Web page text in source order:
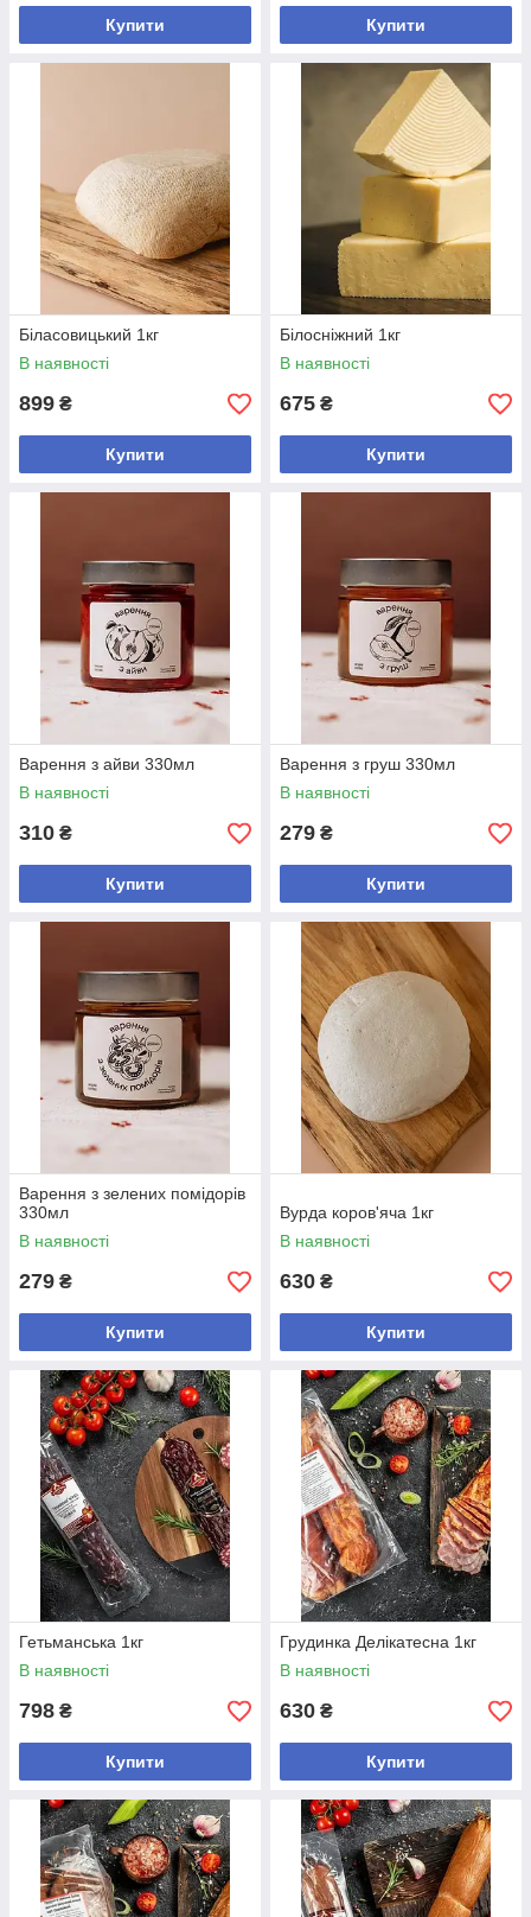
Купити Купити
Біласовицький 1кг
В наявності
899 ₴
Купити
Білосніжний 1кг
В наявності
675 ₴
Купити
Варення з айви 330мл
В наявності
310 ₴
Купити
Варення з груш 330мл
В наявності
279 ₴
Купити
Варення з зелених помідорів
330мл
В наявності
279 ₴
Купити
Вурда коров'яча 1кг
В наявності
630 ₴
Купити
Гетьманська 1кг
В наявності
798 ₴
Купити
Грудинка Делікатесна 1кг
В наявності
630 ₴
Купити